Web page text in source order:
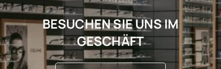
BESUCHEN SIE UNS IM
GESCHÄFT